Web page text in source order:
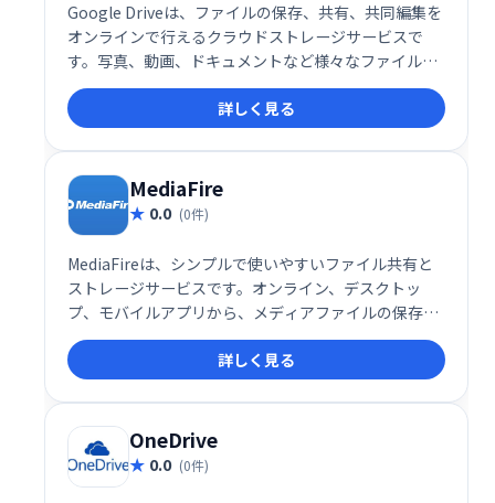
Google Driveは、ファイルの保存、共有、共同編集を
オンラインで行えるクラウドストレージサービスで
す。写真、動画、ドキュメントなど様々なファイルを
安全に保管し、PCやスマホなど複数のデバイスからア
クセス可能です。チームでの共同作業もスムーズに行
え、ビジネスから個人利用まで幅広く活用できます。
詳しく見る
MediaFire
0.0 (0件)
MediaFireは、シンプルで使いやすいファイル共有と
ストレージサービスです。オンライン、デスクトッ
プ、モバイルアプリから、メディアファイルの保存、
共有、閲覧が可能です。 多くのデバイスでアクセスで
き、手軽にファイルを管理できます。
詳しく見る
OneDrive
0.0 (0件)